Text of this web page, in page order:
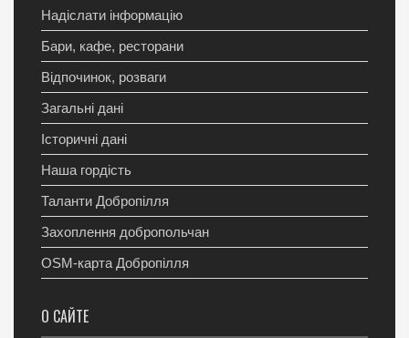
Надіслати інформацію
Бари, кафе, ресторани
Відпочинок, розваги
Загальні дані
Історичні дані
Наша гордість
Таланти Добропілля
Захоплення добропольчан
OSM-карта Добропілля
О САЙТЕ